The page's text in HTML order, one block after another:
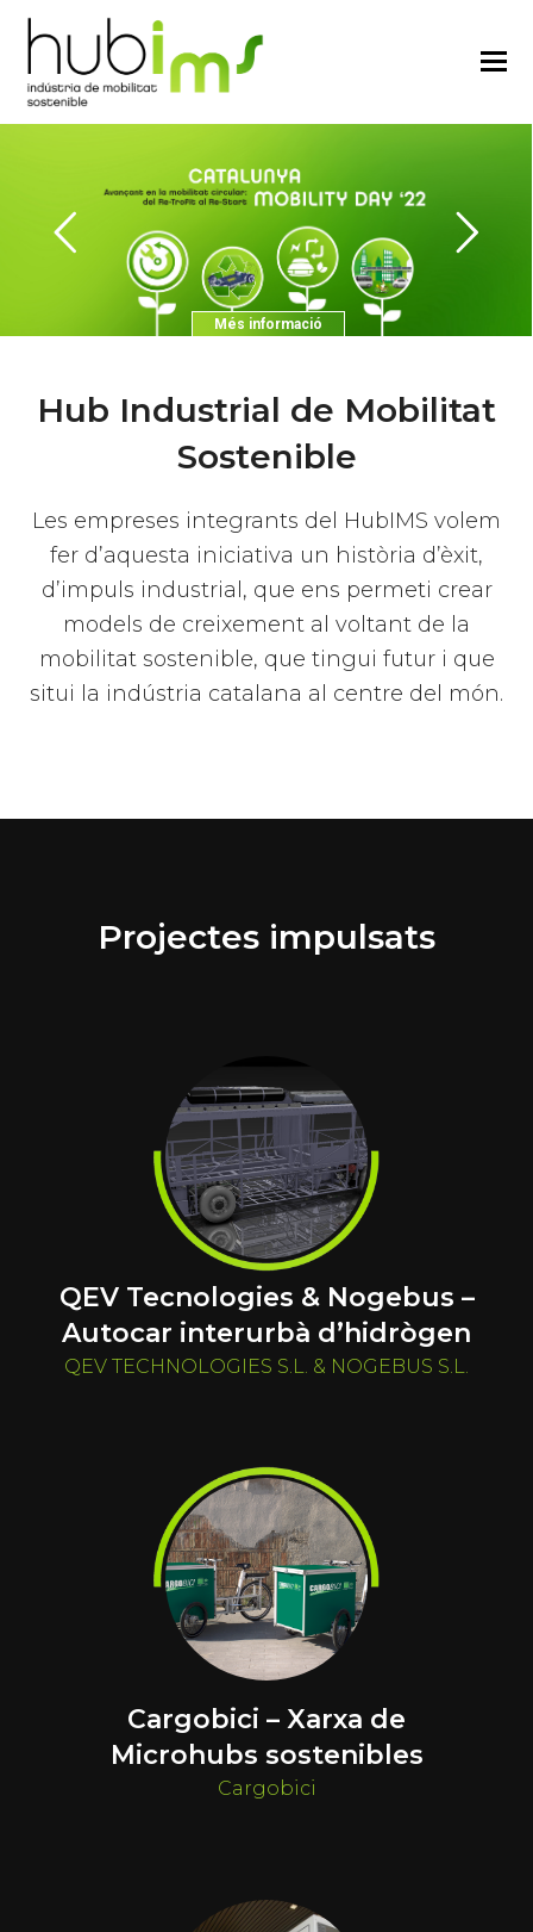
Més informació
Hub Industrial de Mobilitat
Sostenible
Les empreses integrants del HubIMS volem
fer d’aquesta iniciativa un història d’èxit,
d’impuls industrial, que ens permeti crear
models de creixement al voltant de la
mobilitat sostenible, que tingui futur i que
situi la indústria catalana al centre del món.
Projectes impulsats
QEV Tecnologies & Nogebus –
Autocar interurbà d’hidrògen
QEV TECHNOLOGIES S.L. & NOGEBUS S.L.
Cargobici – Xarxa de
Microhubs sostenibles
Cargobici